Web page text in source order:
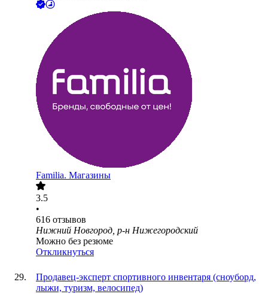
Familia. Магазины
3.5
•
616 отзывов
Нижний Новгород, р-н Нижегородский
Можно без резюме
Откликнуться
Продавец-эксперт спортивного инвентаря (сноуборд,
лыжи, туризм, велосипед)